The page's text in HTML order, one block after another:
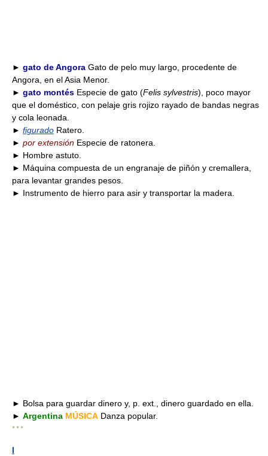
► gato de Angora Gato de pelo muy largo, procedente de
Angora, en el Asia Menor.
► gato montés Especie de gato (Felis sylvestris), poco mayor
que el doméstico, con pelaje gris rojizo rayado de bandas negras
y cola leonada.
► figurado Ratero.
► por extensión Especie de ratonera.
► Hombre astuto.
► Máquina compuesta de un engranaje de piñón y cremallera,
para levantar grandes pesos.
► Instrumento de hierro para asir y transportar la madera.
► Bolsa para guardar dinero y, p. ext., dinero guardado en ella.
► Argentina MÚSICA Danza popular.
* * *
I